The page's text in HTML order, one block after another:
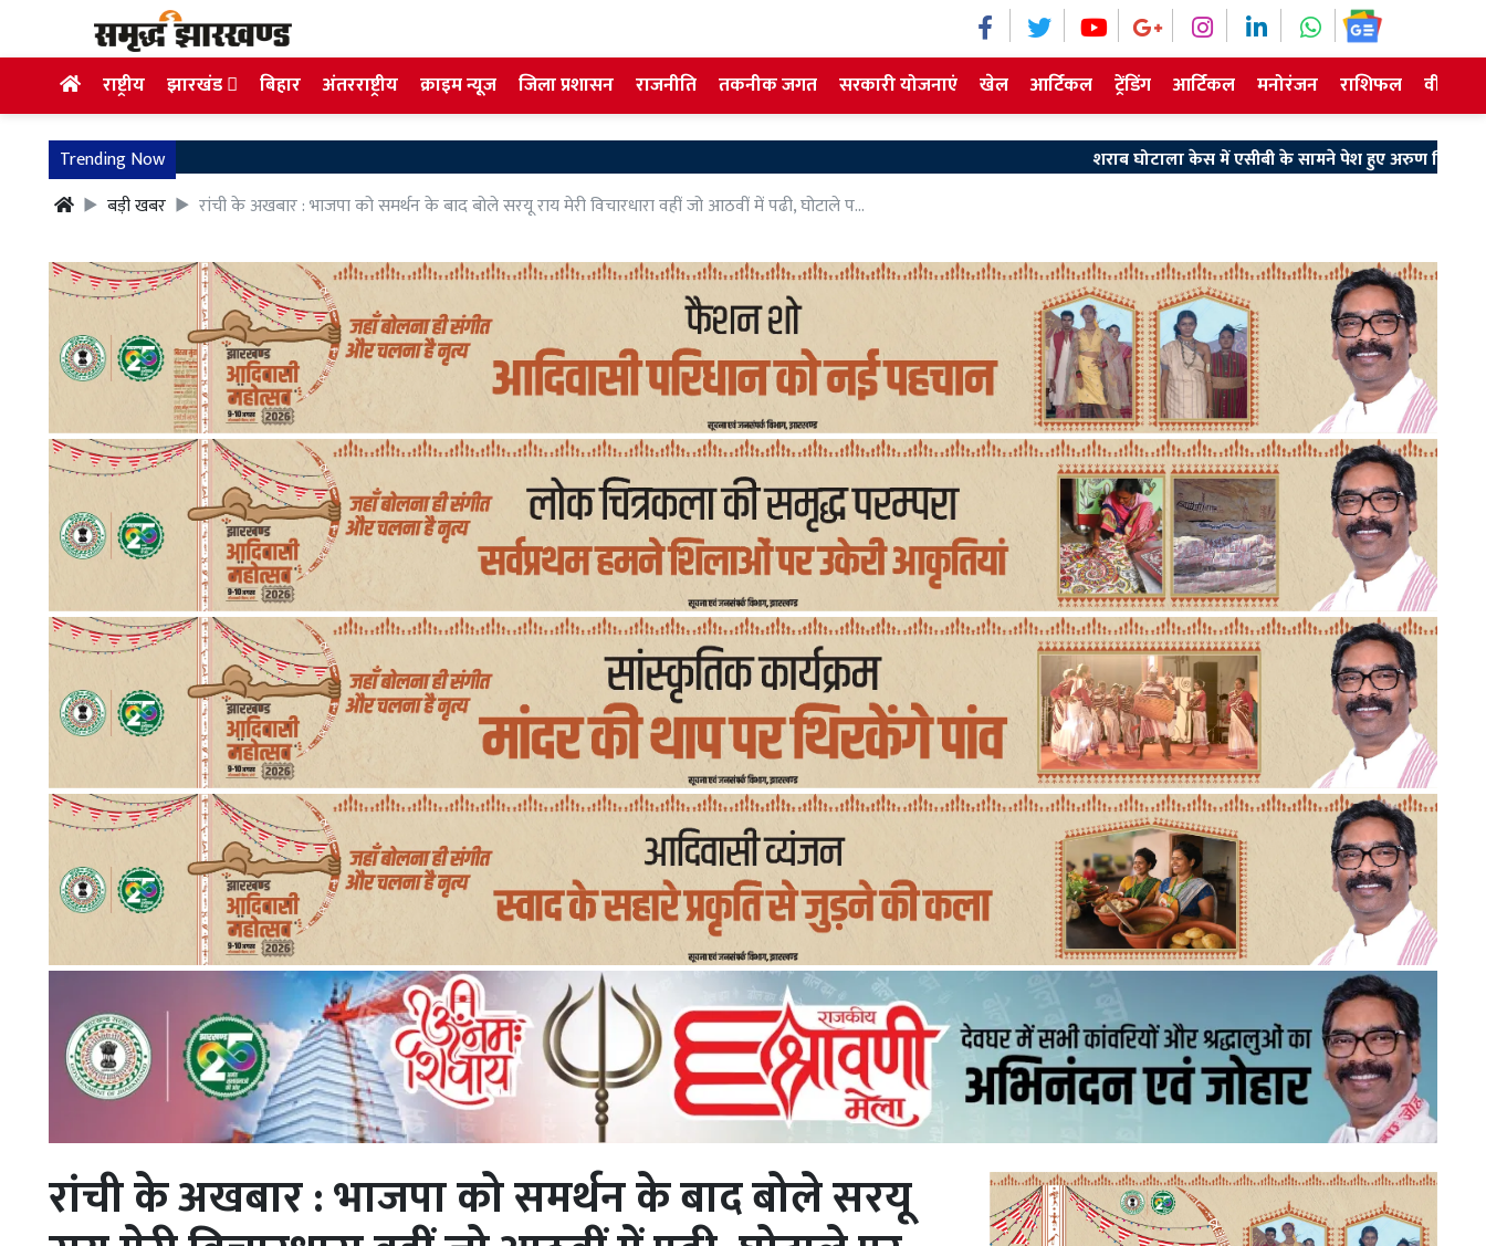
राष्ट्रीय झारखंड बिहार अंतरराष्ट्रीय क्राइम न्यूज जिला प्रशासन राजनीति तकनीक जगत सरकारी योजनाएं खेल आर्टिकल ट्रेंडिंग आर्टिकल मनोरंजन राशिफल वीडियो
Trending Now
शराब घोटाला केस में एसीबी के सामने पेश हुए अरुण सिंह, घंटों हुई पूछताछ
बड़ी खबर
रांची के अखबार : भाजपा को समर्थन के बाद बोले सरयू राय मेरी विचारधारा वहीं जो आठवीं में पढी, घोटाले प...
रांची के अखबार : भाजपा को समर्थन के बाद बोले सरयू